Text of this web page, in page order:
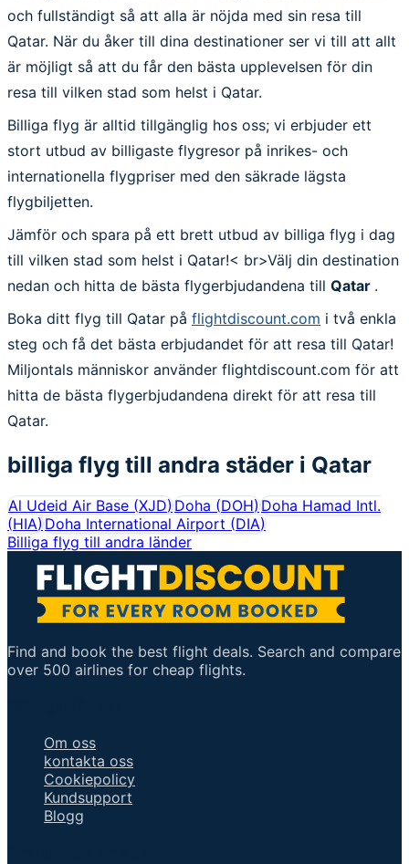
och fullständigt så att alla är nöjda med sin resa till
Qatar. När du åker till dina destinationer ser vi till att allt
är möjligt så att du får den bästa upplevelsen för din
resa till vilken stad som helst i Qatar.
Billiga flyg är alltid tillgänglig hos oss; vi erbjuder ett
stort utbud av billigaste flygresor på inrikes- och
internationella flygpriser med den säkrade lägsta
flygbiljetten.
Jämför och spara på ett brett utbud av billiga flyg i dag
till vilken stad som helst i Qatar!< br>Välj din destination
nedan och hitta de bästa flygerbjudandena till Qatar .
Boka ditt flyg till Qatar på flightdiscount.com i två enkla
steg och få det bästa erbjudandet för att resa till Qatar!
Miljontals människor använder flightdiscount.com för att
hitta de bästa flygerbjudandena direkt för att resa till
Qatar.
billiga flyg till andra städer i Qatar
Al Udeid Air Base (XJD)Doha (DOH)Doha Hamad Intl.
(HIA)Doha International Airport (DIA)
Billiga flyg till andra länder
Find and book the best flight deals. Search and compare
over 500 airlines for cheap flights.
Om oss
kontakta oss
Cookiepolicy
Kundsupport
Blogg